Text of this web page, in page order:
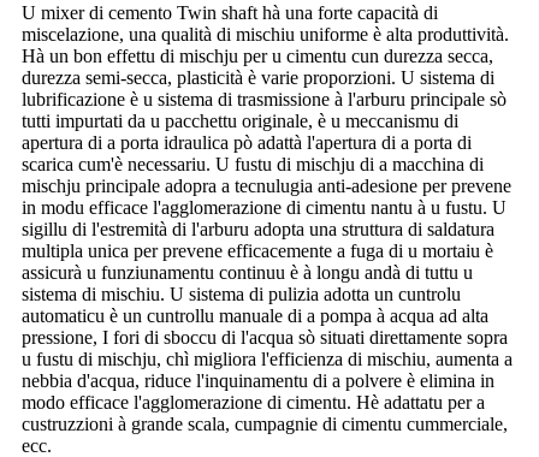
U mixer di cemento Twin shaft hà una forte capacità di
miscelazione, una qualità di mischiu uniforme è alta produttività.
Hà un bon effettu di mischju per u cimentu cun durezza secca,
durezza semi-secca, plasticità è varie proporzioni. U sistema di
lubrificazione è u sistema di trasmissione à l'arburu principale sò
tutti impurtati da u pacchettu originale, è u meccanismu di
apertura di a porta idraulica pò adattà l'apertura di a porta di
scarica cum'è necessariu. U fustu di mischju di a macchina di
mischju principale adopra a tecnulugia anti-adesione per prevene
in modu efficace l'agglomerazione di cimentu nantu à u fustu. U
sigillu di l'estremità di l'arburu adopta una struttura di saldatura
multipla unica per prevene efficacemente a fuga di u mortaiu è
assicurà u funziunamentu continuu è à longu andà di tuttu u
sistema di mischiu. U sistema di pulizia adotta un cuntrolu
automaticu è un cuntrollu manuale di a pompa à acqua ad alta
pressione, I fori di sboccu di l'acqua sò situati direttamente sopra
u fustu di mischju, chì migliora l'efficienza di mischiu, aumenta a
nebbia d'acqua, riduce l'inquinamentu di a polvere è elimina in
modo efficace l'agglomerazione di cimentu. Hè adattatu per a
custruzzioni à grande scala, cumpagnie di cimentu cummerciale,
ecc.